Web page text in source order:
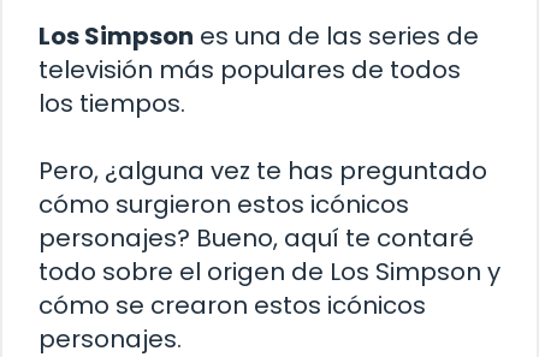
Los Simpson es una de las series de
televisión más populares de todos
los tiempos.
Pero, ¿alguna vez te has preguntado
cómo surgieron estos icónicos
personajes? Bueno, aquí te contaré
todo sobre el origen de Los Simpson y
cómo se crearon estos icónicos
personajes.